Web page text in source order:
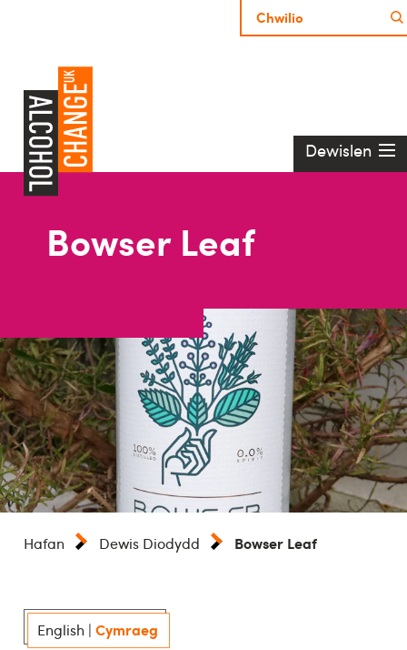
Dewislen
Bowser Leaf
Hafan Dewis Diodydd Bowser Leaf
English | Cymraeg